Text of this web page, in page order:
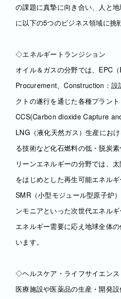
の課題に真摯に向き合い、人と
に以下の5つのビジネス領域に挑
◇エネルギートランジション
オイル＆ガスの分野では、EPC（
Procurement、Construction：設
クトの遂行を通じた各種プラント
CCS(Carbon dioxide Capture
LNG（液化天然ガス）生産にお
る技術など化石燃料の低・脱炭
リーンエネルギーの分野では、
をはじめとした再生可能エネルギ
SMR（小型モジュール型原子炉
ンモニアといった次世代エネル
エネルギー需要に応え地球全体
います。
◇ヘルスケア・ライフサイエンス
医療施設や医薬品の生産・開発